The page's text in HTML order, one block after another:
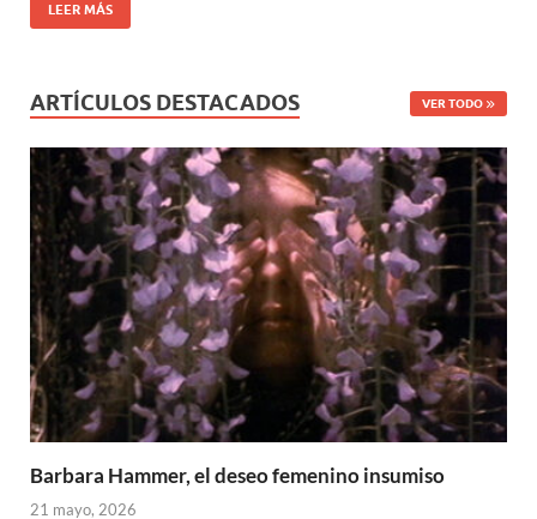
LEER MÁS
ARTÍCULOS DESTACADOS VER TODO
Barbara Hammer, el deseo femenino insumiso
21 mayo, 2026